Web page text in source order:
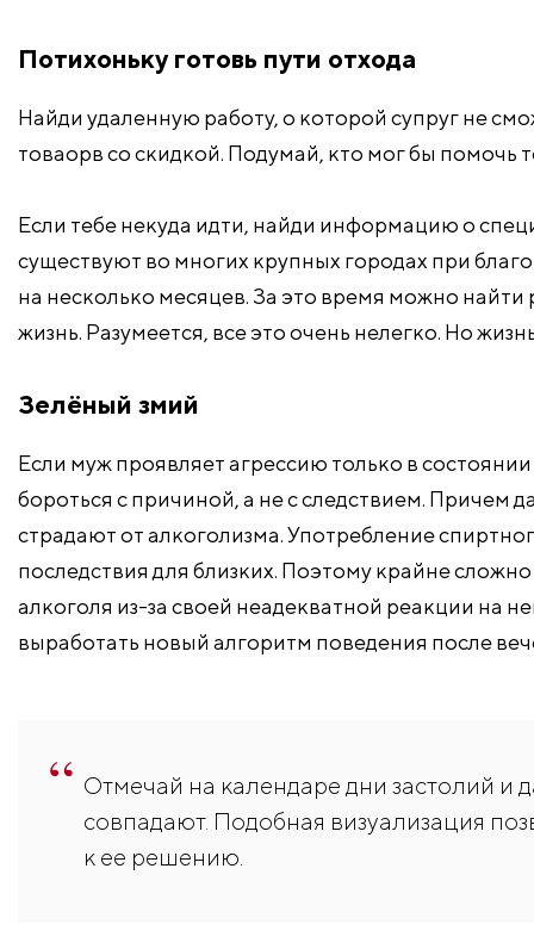
Потихоньку готовь пути отхода
Найди удаленную работу, о которой супруг не
товаорв со скидкой. Подумай, кто мог бы помочь
Если тебе некуда идти, найди информацию о
существуют во многих крупных городах при
на несколько месяцев. За это время можно
жизнь. Разумеется, все это очень нелегко. Но
Зелёный змий
Если муж проявляет агрессию только в
бороться с причиной, а не с следствием. Причем
страдают от алкоголизма. Употребление
последствия для близких. Поэтому крайне
алкоголя из-за своей неадекватной реакции на
выработать новый алгоритм поведения после
Отмечай на календаре дни застолий и
совпадают. Подобная визуализация
к ее решению.